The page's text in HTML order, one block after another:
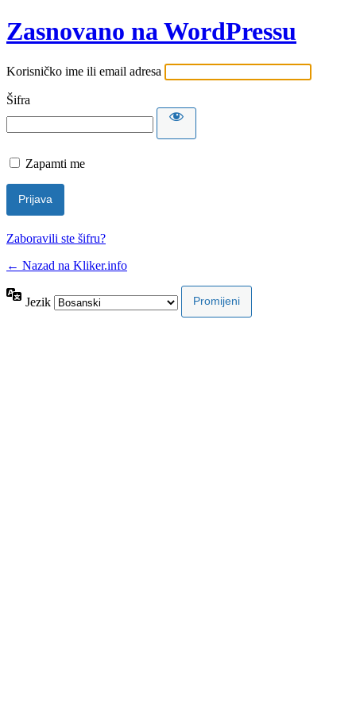
Zasnovano na WordPressu
Korisničko ime ili email adresa
Šifra
Zapamti me
Zaboravili ste šifru?
← Nazad na Kliker.info
Jezik